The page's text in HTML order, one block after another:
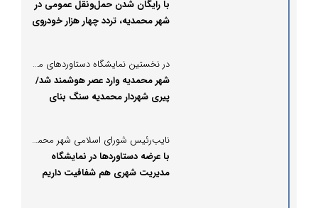
با رایگان شدن حمل‌ونقل عمومی در
شهر محمدیه، تردد چهار هزار خودروی
در نخستین نمایشگاه دستاوردهای مدیریت شهری اثبات شد:
شهر محمدیه وارد عصر هوشمند شد/
پیری شهردار محمدیه سنگ بنای
نایب‌رئیس شورای اسلامی شهر محمدیه؛
با عرضه دستاوردها در نمایشگاه
مدیریت شهری هم شفافیت داریم